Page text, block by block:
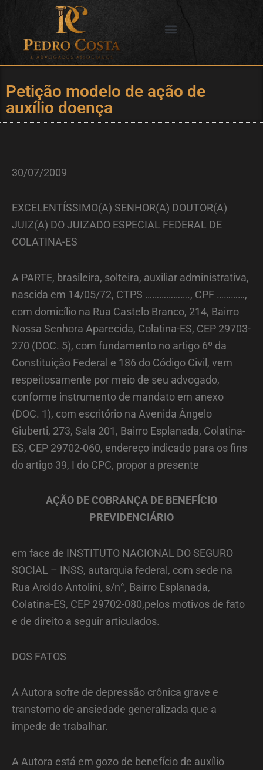
conteúdo
Petição modelo de ação de
auxílio doença
30/07/2009
EXCELENTÍSSIMO(A) SENHOR(A) DOUTOR(A)
JUIZ(A) DO JUIZADO ESPECIAL FEDERAL DE
COLATINA-ES
A PARTE, brasileira, solteira, auxiliar administrativa,
nascida em 14/05/72, CTPS ………………., CPF …………,
com domicílio na Rua Castelo Branco, 214, Bairro
Nossa Senhora Aparecida, Colatina-ES, CEP 29703-
270 (DOC. 5), com fundamento no artigo 6º da
Constituição Federal e 186 do Código Civil, vem
respeitosamente por meio de seu advogado,
conforme instrumento de mandato em anexo
(DOC. 1), com escritório na Avenida Ângelo
Giuberti, 273, Sala 201, Bairro Esplanada, Colatina-
ES, CEP 29702-060, endereço indicado para os fins
do artigo 39, I do CPC, propor a presente
AÇÃO DE COBRANÇA DE BENEFÍCIO
PREVIDENCIÁRIO
em face de INSTITUTO NACIONAL DO SEGURO
SOCIAL – INSS, autarquia federal, com sede na
Rua Aroldo Antolini, s/n°, Bairro Esplanada,
Colatina-ES, CEP 29702-080,pelos motivos de fato
e de direito a seguir articulados.
DOS FATOS
A Autora sofre de depressão crônica grave e
transtorno de ansiedade generalizada que a
impede de trabalhar.
A Autora está em gozo de benefício de auxílio